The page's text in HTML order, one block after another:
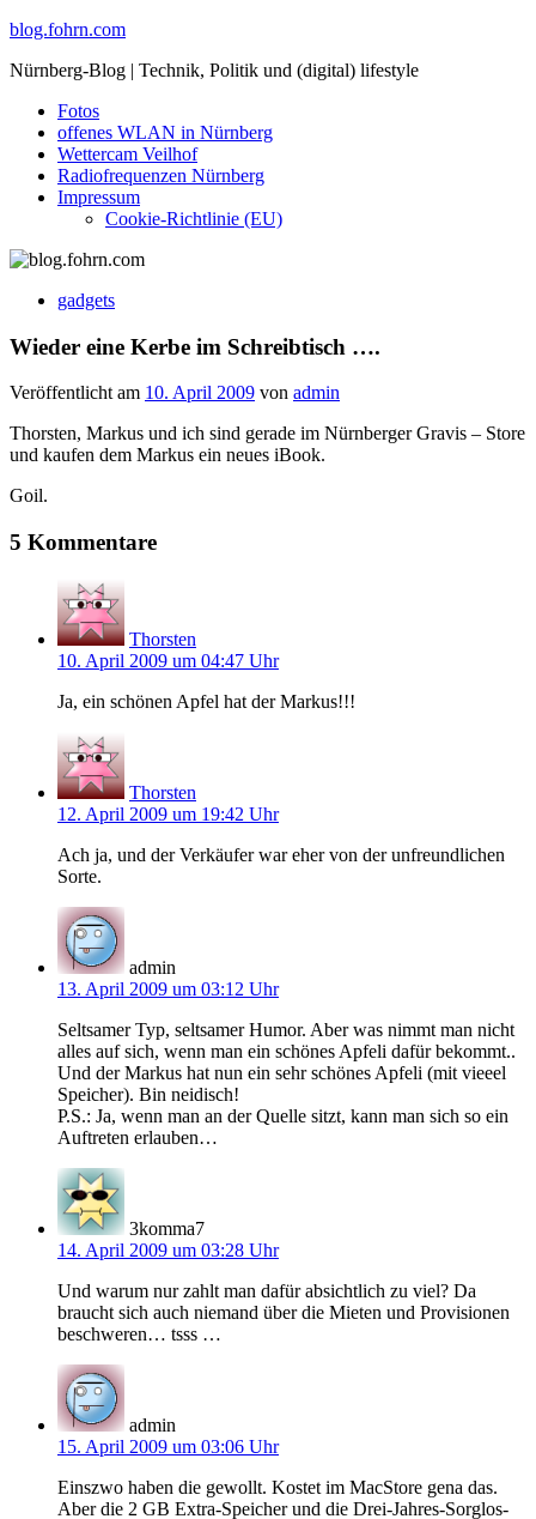
Skip
content
blog.fohrn.com
Nürnberg-Blog | Technik, Politik und (digital) lifestyle
Fotos
offenes WLAN in Nürnberg
Wettercam Veilhof
Radiofrequenzen Nürnberg
Impressum
Cookie-Richtlinie (EU)
gadgets
Wieder eine Kerbe im Schreibtisch ….
Veröffentlicht am 10. April 2009 von admin
Thorsten, Markus und ich sind gerade im Nürnberger Gravis – Store
und kaufen dem Markus ein neues iBook.
Goil.
5 Kommentare
Thorsten
10. April 2009 um 04:47 Uhr
Ja, ein schönen Apfel hat der Markus!!!
Thorsten
12. April 2009 um 19:42 Uhr
Ach ja, und der Verkäufer war eher von der unfreundlichen
Sorte.
admin
13. April 2009 um 03:12 Uhr
Seltsamer Typ, seltsamer Humor. Aber was nimmt man nicht
alles auf sich, wenn man ein schönes Apfeli dafür bekommt..
Und der Markus hat nun ein sehr schönes Apfeli (mit vieeel
Speicher). Bin neidisch!
P.S.: Ja, wenn man an der Quelle sitzt, kann man sich so ein
Auftreten erlauben…
3komma7
14. April 2009 um 03:28 Uhr
Und warum nur zahlt man dafür absichtlich zu viel? Da
braucht sich auch niemand über die Mieten und Provisionen
beschweren… tsss …
admin
15. April 2009 um 03:06 Uhr
Einszwo haben die gewollt. Kostet im MacStore gena das.
Aber die 2 GB Extra-Speicher und die Drei-Jahres-Sorglos-